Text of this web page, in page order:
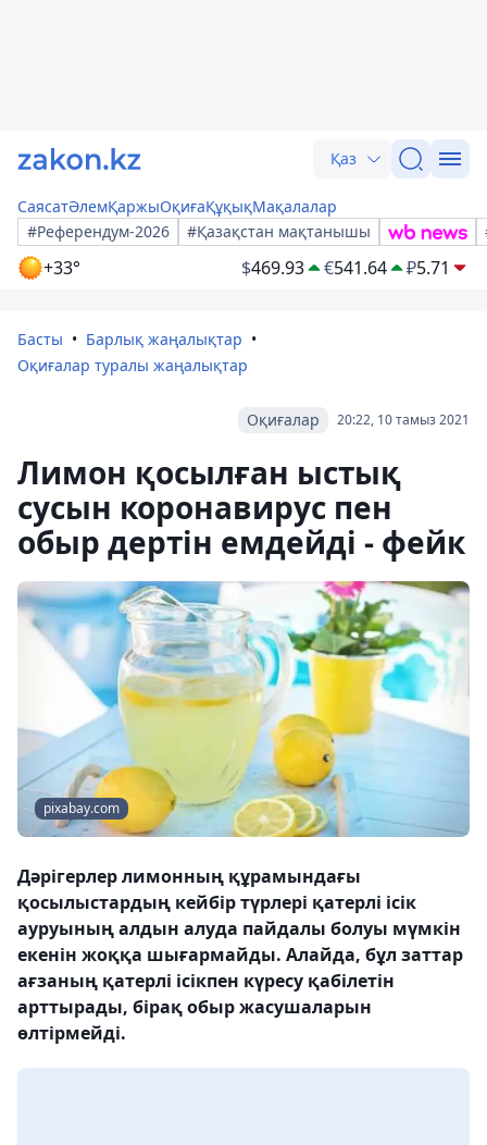
Қаз
СаясатӘлемҚаржыОқиғаҚұқықМақалалар
#Референдум-2026
#Қазақстан мақтанышы
+33° $469.93 €541.64 ₽5.71
Басты
Барлық жаңалықтар
Оқиғалар туралы жаңалықтар
20:22, 10 тамыз 2021
Оқиғалар
Лимон қосылған ыстық
сусын коронавирус пен
обыр дертін емдейді - фейк
pixabay.com
Дәрігерлер лимонның құрамындағы
қосылыстардың кейбір түрлері қатерлі ісік
ауруының алдын алуда пайдалы болуы мүмкін
екенін жоққа шығармайды. Алайда, бұл заттар
ағзаның қатерлі ісікпен күресу қабілетін
арттырады, бірақ обыр жасушаларын
өлтірмейді.